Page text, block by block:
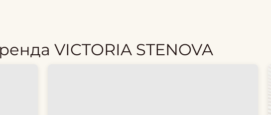
VICTORIA STENOVA